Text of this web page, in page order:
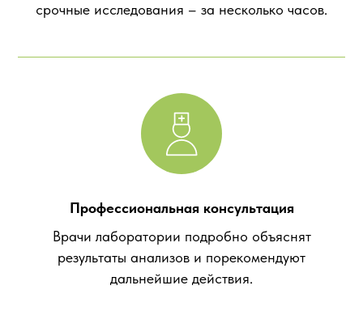
срочные исследования – за несколько часов.
Профессиональная консультация
Врачи лаборатории подробно объяснят
результаты анализов и порекомендуют
дальнейшие действия.